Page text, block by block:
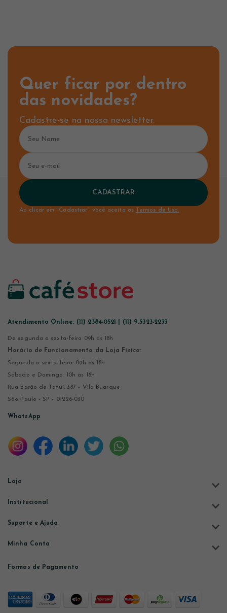
Quer ficar por dentro
das novidades?
Cadastre-se na nossa newsletter.
CADASTRAR
Ao clicar em "Cadastrar" você aceita os Termos de Uso.
Atendimento Online: (11) 2384-0521 | (11) 9.5323-2233
De segunda a sexta-feira 09h às 18h
Horário de Funcionamento da Loja Física:
Segunda a sexta-feira: 09h às 18h
Sábado e Domingo: 10h às 18h
Rua Barão de Tatuí, 387 - Vila Buarque
São Paulo - SP - 01226-030
WhatsApp
Loja
Institucional
Suporte e Ajuda
Minha Conta
Formas de Pagamento